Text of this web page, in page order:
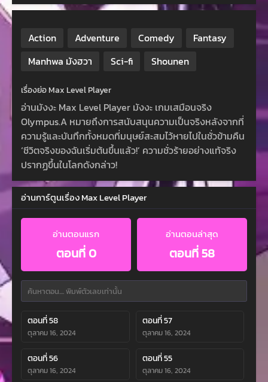
Action Adventure Comedy
Fantasy
Manhwa มังฮวา
Sci-fi Shounen
เรื่องย่อ Max Level Player
อ่านมังงะ Max Level Player มังงะ เกมเสมือนจริง
Olympus.A หมายถึงการสนับสนุนความเป็นจริงหลังจากที่
ความรู้และบันทึกทั้งหมดที่มนุษย์สะสมไว้หายไปในชั่วข้ามคืน
‘ชีวิตจริงของฉันเริ่มต้นขึ้นแล้ว!’ ความชั่วร้ายอย่างแท้จริง
ปรากฏขึ้นในโลกดังกล่าว!
อ่านการ์ตูนเรื่อง Max Level Player
อ่านตอนแรก
ตอนที่ 0
อ่านตอนล่าสุด
ตอนที่ 58
ตอนที่ 58
ตุลาคม 16, 2024
ตอนที่ 57
ตุลาคม 16, 2024
ตอนที่ 56
ตุลาคม 16, 2024
ตอนที่ 55
ตุลาคม 16, 2024